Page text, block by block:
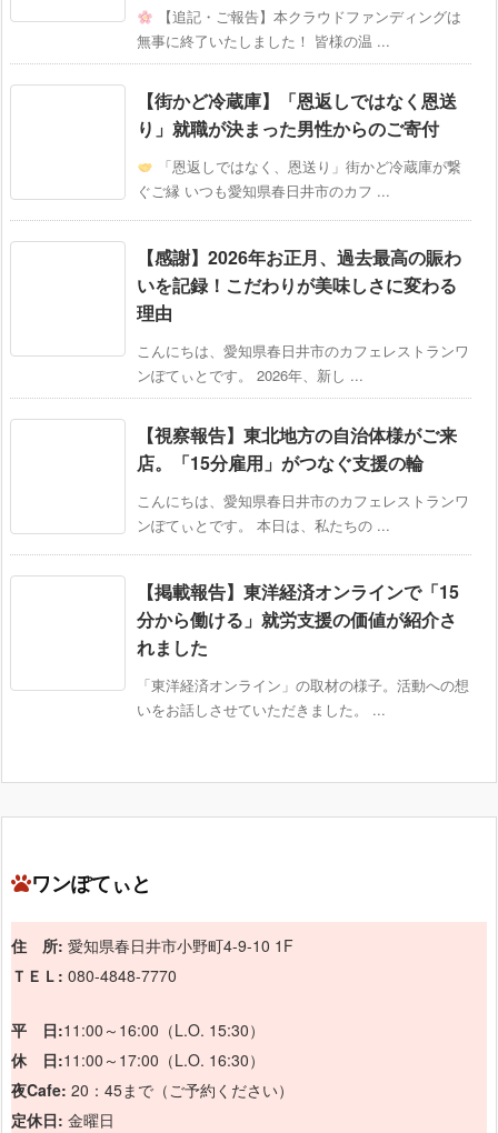
【追記・ご報告】本クラウドファンディングは
無事に終了いたしました！ 皆様の温 ...
【街かど冷蔵庫】「恩返しではなく恩送
り」就職が決まった男性からのご寄付
「恩返しではなく、恩送り」街かど冷蔵庫が繋
ぐご縁 いつも愛知県春日井市のカフ ...
【感謝】2026年お正月、過去最高の賑わ
いを記録！こだわりが美味しさに変わる
理由
こんにちは、愛知県春日井市のカフェレストランワ
ンぽてぃとです。 2026年、新し ...
【視察報告】東北地方の自治体様がご来
店。「15分雇用」がつなぐ支援の輪
こんにちは、愛知県春日井市のカフェレストランワ
ンぽてぃとです。 本日は、私たちの ...
【掲載報告】東洋経済オンラインで「15
分から働ける」就労支援の価値が紹介さ
れました
「東洋経済オンライン」の取材の様子。活動への想
いをお話しさせていただきました。 ...
ワンぽてぃと
住 所: 愛知県春日井市小野町4-9-10 1F
ＴＥＬ: 080-4848-7770
平 日:11:00～16:00（L.O. 15:30）
休 日:11:00～17:00（L.O. 16:30）
夜Cafe: 20：45まで（ご予約ください）
定休日: 金曜日